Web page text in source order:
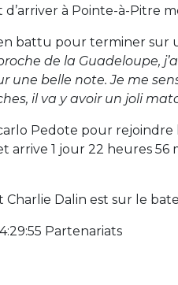
à Pointe-à-Pitre
battu pour terminer
de la Guadeloupe,
une belle note. Je me
il va y avoir un joli
Pedote pour
arrive 1 jour 22 heures
Dalin est sur le
Partenariats